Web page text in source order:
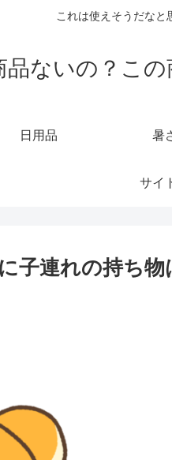
これは使えそうだなと
品ないの？こ
日用品 暑
サイ
子連れの持ち